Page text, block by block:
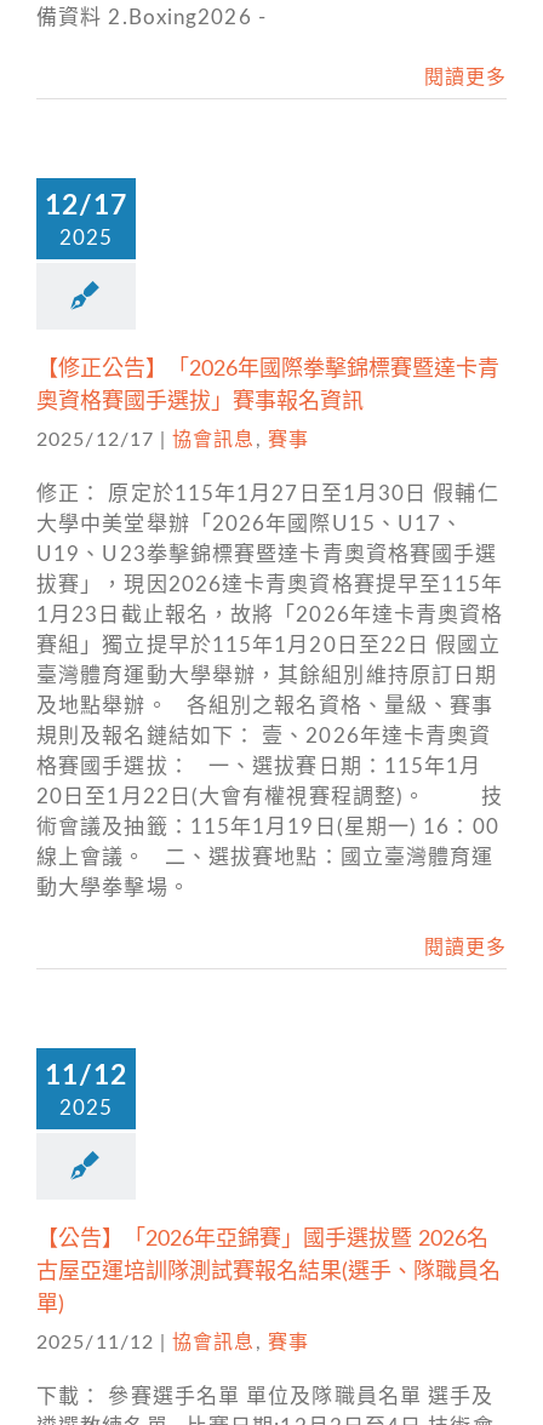
備資料 2.Boxing2026 -
閱讀更多
12/17
2025
【修正公告】「2026年國際拳擊錦標賽暨達卡青
奧資格賽國手選拔」賽事報名資訊
2025/12/17 協會訊息 , 賽事
修正： 原定於115年1月27日至1月30日 假輔仁
大學中美堂舉辦「2026年國際U15、U17、
U19、U23拳擊錦標賽暨達卡青奧資格賽國手選
拔賽」，現因2026達卡青奧資格賽提早至115年
1月23日截止報名，故將「2026年達卡青奧資格
賽組」獨立提早於115年1月20日至22日 假國立
臺灣體育運動大學舉辦，其餘組別維持原訂日期
及地點舉辦。 各組別之報名資格、量級、賽事
規則及報名鏈結如下： 壹、2026年達卡青奧資
格賽國手選拔： 一、選拔賽日期：115年1月
20日至1月22日(大會有權視賽程調整)。 技
術會議及抽籤：115年1月19日(星期一) 16：00
線上會議。 二、選拔賽地點：國立臺灣體育運
動大學拳擊場。
閱讀更多
11/12
2025
【公告】「2026年亞錦賽」國手選拔暨 2026名
古屋亞運培訓隊測試賽報名結果(選手、隊職員名
單)
2025/11/12 協會訊息 , 賽事
下載： 參賽選手名單 單位及隊職員名單 選手及